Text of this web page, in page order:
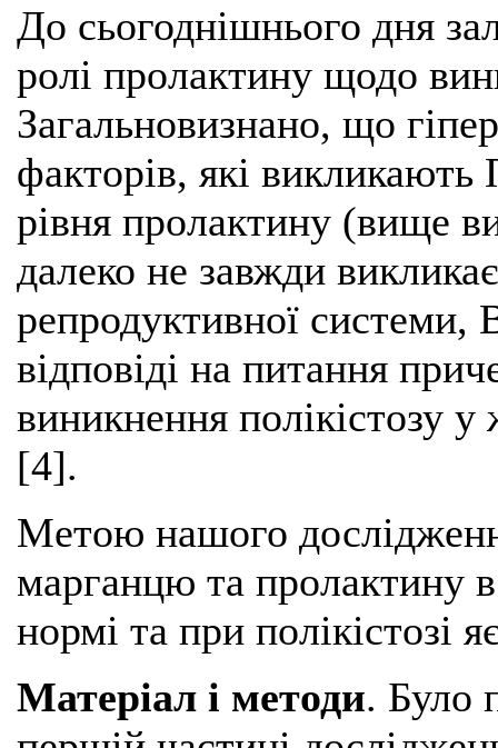
До сьогоднішнього дня
ролі пролактину щодо
Загальновизнано, що
факторів, які
рівня пролактину (вище
далеко не завжди
репродуктивної системи,
відповіді на питання
виникнення полікістозу у
[4].
Метою нашого
марганцю та пролактину
нормі та при полікістозі
Матеріал і методи. Було